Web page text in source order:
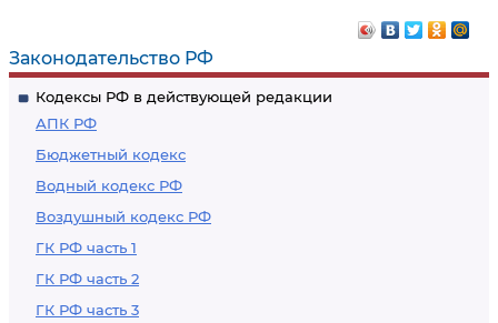
Законодательство РФ
Кодексы РФ в действующей редакции
АПК РФ
Бюджетный кодекс
Водный кодекс РФ
Воздушный кодекс РФ
ГК РФ часть 1
ГК РФ часть 2
ГК РФ часть 3